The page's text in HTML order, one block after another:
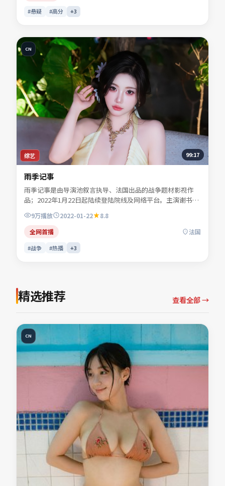
#悬疑 #高分 +3
综艺
CN
99:17
雨季记事
雨季记事是由导演池叙言执导、法国出品的战争题材影视作
品；2022年1月22日起陆续登陆院线及网络平台。主演谢书
砚、宁舒言、贺叙白等共同诠释一段充满转折的人物命运。叙
事在不同时间线之间轻盈跳转，尾声回扣令人回味。适合检索
「战争电影」「法国影片」「2022年上映」等关键词的观众
9万播放 2022-01-22
8.8
全网首播
法国
#战争 #热播 +3
精选推荐 查看全部 →
CN